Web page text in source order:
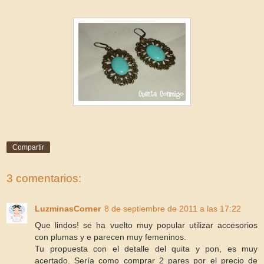
Compartir
3 comentarios:
LuzminasCorner 8 de septiembre de 2011 a las 17:22
Que lindos! se ha vuelto muy popular utilizar accesorios
con plumas y e parecen muy femeninos.
Tu propuesta con el detalle del quita y pon, es muy
acertado. Sería como comprar 2 pares por el precio de